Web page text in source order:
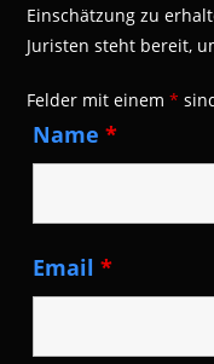
Einschätzung zu
Juristen steht bereit,
Felder mit einem*
Name*
Email*